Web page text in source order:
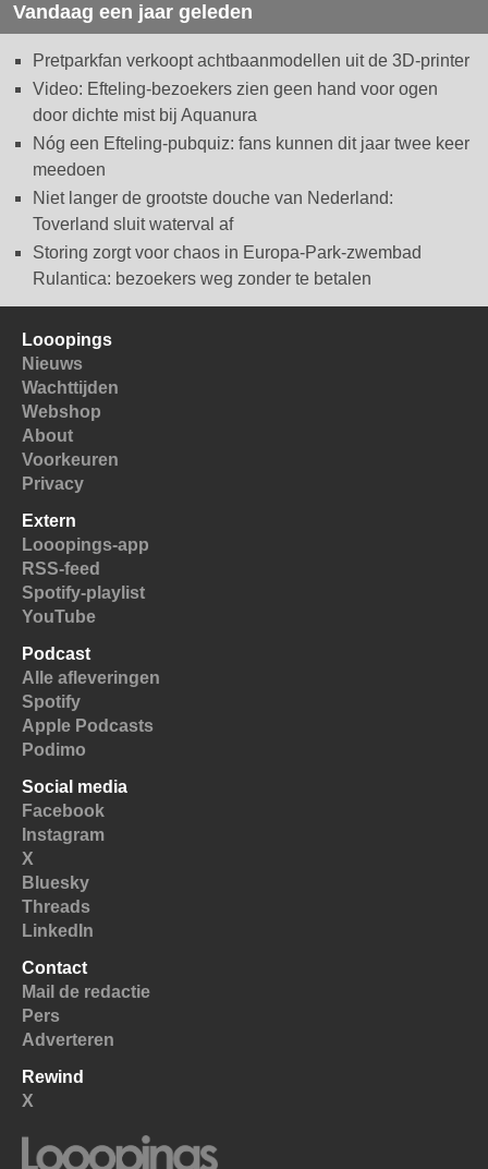
Vandaag een jaar geleden
Pretparkfan verkoopt achtbaanmodellen uit de 3D-printer
Video: Efteling-bezoekers zien geen hand voor ogen
door dichte mist bij Aquanura
Nóg een Efteling-pubquiz: fans kunnen dit jaar twee keer
meedoen
Niet langer de grootste douche van Nederland:
Toverland sluit waterval af
Storing zorgt voor chaos in Europa-Park-zwembad
Rulantica: bezoekers weg zonder te betalen
Looopings
Nieuws
Wachttijden
Webshop
About
Voorkeuren
Privacy
Extern
Looopings-app
RSS-feed
Spotify-playlist
YouTube
Podcast
Alle afleveringen
Spotify
Apple Podcasts
Podimo
Social media
Facebook
Instagram
X
Bluesky
Threads
LinkedIn
Contact
Mail de redactie
Pers
Adverteren
Rewind
X